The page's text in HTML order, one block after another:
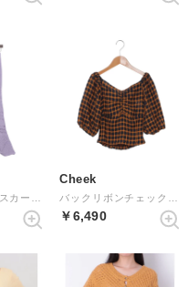
Cheek
￥6,490